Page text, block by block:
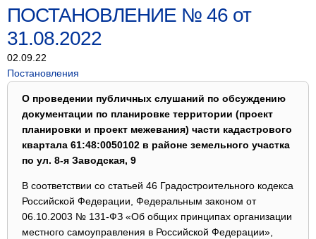
ПОСТАНОВЛЕНИЕ № 46 от
31.08.2022
02.09.22
Постановления
О проведении публичных слушаний по обсуждению
документации по планировке территории (проект
планировки и проект межевания) части кадастрового
квартала 61:48:0050102 в районе земельного участка
по ул. 8-я Заводская, 9
В соответствии со статьей 46 Градостроительного кодекса
Российской Федерации, Федеральным законом от
06.10.2003 № 131-ФЗ «Об общих принципах организации
местного самоуправления в Российской Федерации»,